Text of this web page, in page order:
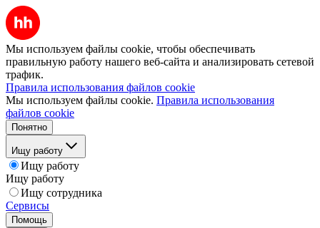
Мы используем файлы cookie, чтобы обеспечивать
правильную работу нашего веб-сайта и анализировать сетевой
трафик.
Правила использования файлов cookie
Мы используем файлы cookie. Правила использования
файлов cookie
Понятно
Ищу работу
Ищу работу
Ищу работу
Ищу сотрудника
Сервисы
Помощь